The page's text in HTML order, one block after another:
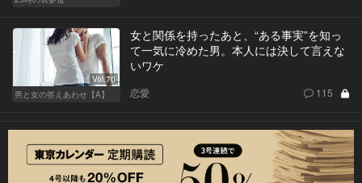
Vol.70
男と女の答えあわせ【A】
女と関係を持ったあと、“ある事実”を知っ
て一気に冷めた男。本人には決して言えな
いワケ
恋愛 115